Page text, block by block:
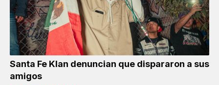
Santa Fe Klan denuncian que dispararon a sus
amigos